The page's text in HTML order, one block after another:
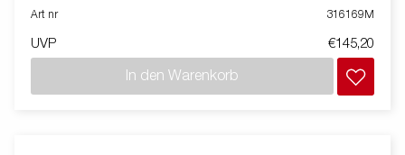
Art nr 316169M
UVP €145,20
In den Warenkorb